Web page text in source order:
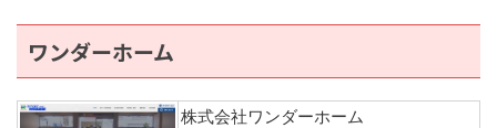
ワンダーホーム
株式会社ワンダーホーム